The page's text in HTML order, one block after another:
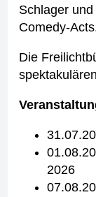
Schlager
Comedy-
Die
2026